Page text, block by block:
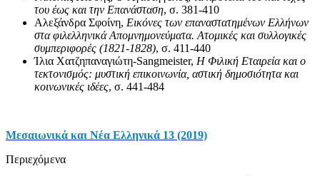
του έως και την Επανάσταση, σ. 381-410
Αλεξάνδρα Σφοίνη, Εικόνες των επαναστατημένων Ελλήνων
στα φιλελληνικά Απομνημονεύματα. Ατομικές και συλλογικές
συμπεριφορές (1821-1828), σ. 411-440
Ίλια Χατζηπαναγιώτη-Sangmeister, Η Φιλική Εταιρεία και ο
τεκτονισμός: μυστική επικοινωνία, αστική δημοσιότητα και
κοινωνικές ιδέες, σ. 441-484
Μεσαιωνικά και Νέα Ελληνικά 13 (2019)
Περιεχόμενα